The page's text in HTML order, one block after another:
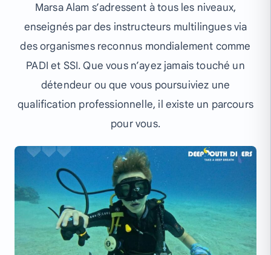
Marsa Alam s’adressent à tous les niveaux,
enseignés par des instructeurs multilingues via
des organismes reconnus mondialement comme
PADI et SSI. Que vous n’ayez jamais touché un
détendeur ou que vous poursuiviez une
qualification professionnelle, il existe un parcours
pour vous.